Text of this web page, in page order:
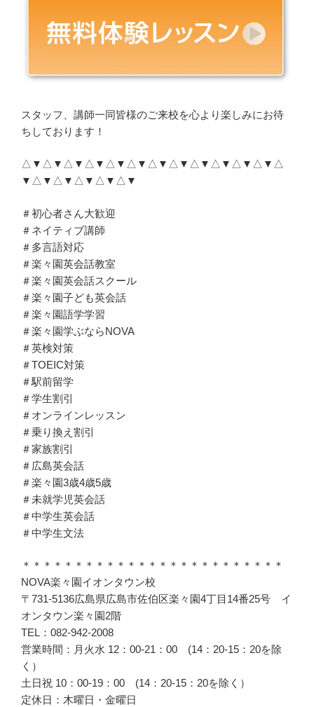
スタッフ、講師一同皆様のご来校を心より楽しみにお待
ちしております！
△▼△▼△▼△▼△▼△▼△▼△▼△▼△▼△▼△▼△
▼△▼△▼△▼△▼△▼
＃初心者さん大歓迎
＃ネイティブ講師
＃多言語対応
＃楽々園英会話教室
＃楽々園英会話スクール
＃楽々園子ども英会話
＃楽々園語学学習
＃楽々園学ぶならNOVA
＃英検対策
＃TOEIC対策
＃駅前留学
＃学生割引
＃オンラインレッスン
＃乗り換え割引
＃家族割引
＃広島英会話
＃楽々園3歳4歳5歳
＃未就学児英会話
＃中学生英会話
＃中学生文法
＊＊＊＊＊＊＊＊＊＊＊＊＊＊＊＊＊＊＊＊＊＊＊＊＊
NOVA楽々園イオンタウン校
〒731-5136広島県広島市佐伯区楽々園4丁目14番25号 イ
オンタウン楽々園2階
TEL：082-942-2008
営業時間：月火水 12：00-21：00 (14：20-15：20を除
く）
土日祝 10：00-19：00 (14：20-15：20を除く）
定休日：木曜日・金曜日